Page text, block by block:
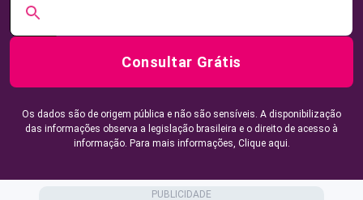
Consultar Grátis
Os dados são de origem pública e não são sensíveis. A disponibilização
das informações observa a legislação brasileira e o direito de acesso à
informação. Para mais informações, Clique aqui.